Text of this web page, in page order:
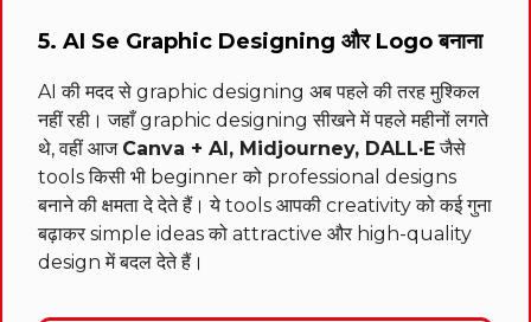
5. AI Se Graphic Designing और Logo बनाना
AI की मदद से graphic designing अब पहले की तरह मुश्किल
नहीं रही। जहाँ graphic designing सीखने में पहले महीनों लगते
थे, वहीं आज Canva + AI, Midjourney, DALL·Eजैसे
tools किसी भी beginner को professional designs
बनाने की क्षमता दे देते हैं। ये tools आपकी creativity को कई गुना
बढ़ाकर simple ideas को attractive और high-quality
design में बदल देते हैं।